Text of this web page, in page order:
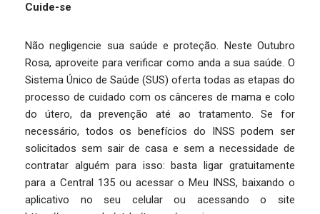
Cuide-se
Não negligencie sua saúde e proteção. Neste Outubro
Rosa, aproveite para verificar como anda a sua saúde. O
Sistema Único de Saúde (SUS) oferta todas as etapas do
processo de cuidado com os cânceres de mama e colo
do útero, da prevenção até ao tratamento. Se for
necessário, todos os benefícios do INSS podem ser
solicitados sem sair de casa e sem a necessidade de
contratar alguém para isso: basta ligar gratuitamente
para a Central 135 ou acessar o Meu INSS, baixando o
aplicativo no seu celular ou acessando o site